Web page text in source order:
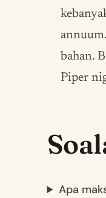
bahan.
Piper
Apa